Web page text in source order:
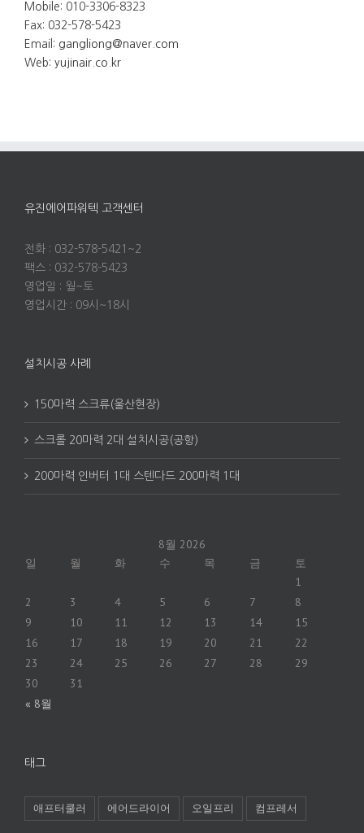
Mobile: 010-3306-8323
Fax: 032-578-5423
Email: gangliong@naver.com
Web: yujinair.co.kr
유진에어파워텍 고객센터
전화 : 032-578-5421~2
팩스 : 032-578-5423
영업일 : 월~토
영업시간 : 09시~18시
설치시공 사례
150마력 스크류(울산현장)
스크롤 20마력 2대 설치시공(공항)
200마력 인버터 1대 스텐다드 200마력 1대
8월 2026
일 월 화 수 목 금 토
« 8월
1
2
3 4 5 6 7
8
9
10 11 12 13 14
15
16
17 18 19 20 21
22
23
24 25 26 27 28
29
30
31
태그
애프터쿨러 에어드라이어 오일프리 컴프레서